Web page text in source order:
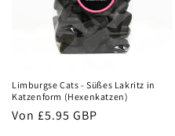
Limburgse Cats - Süßes Lakritz in
Katzenform (Hexenkatzen)
Normaler
Von £5.95 GBP